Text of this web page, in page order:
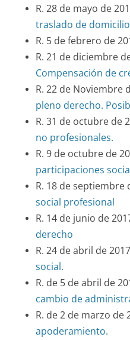
R. 28 de mayo de
traslado de domicilio
R. 5 de febrero de
R. 21 de diciembre
Compensación de
R. 22 de Noviembre
pleno derecho.
R. 31 de octubre de
no profesionales.
R. 9 de octubre de
participaciones
R. 18 de septiembre
social profesional
R. 14 de junio de
derecho
R. 24 de abril de
social.
R. de 5 de abril de
cambio de
R. de 2 de marzo de
apoderamiento.